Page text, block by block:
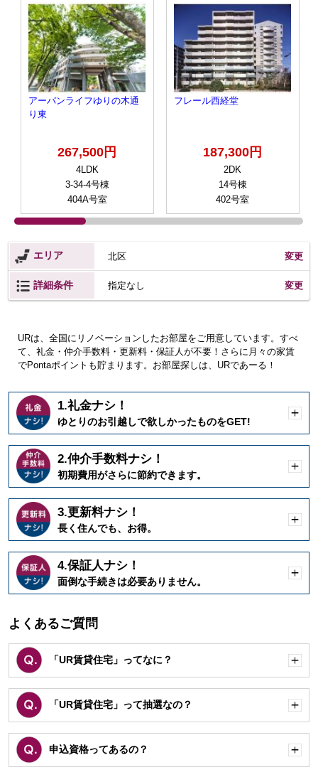
アーバンライフゆりの木通
り東
267,500円
4LDK
3-34-4号棟
404A号室
フレール西経堂
187,300円
2DK
14号棟
402号室
エリア 北区 変更
詳細条件 指定なし 変更
URは、全国にリノベーションしたお部屋をご用意しています。すべ
て、礼金・仲介手数料・更新料・保証人が不要！さらに月々の家賃
でPontaポイントも貯まります。お部屋探しは、URであーる！
1.礼金ナシ！
ゆとりのお引越しで欲しかったものをGET!
く
2.仲介手数料ナシ！
初期費用がさらに節約できます。
く
3.更新料ナシ！
長く住んでも、お得。
く
4.保証人ナシ！
面倒な手続きは必要ありません。
く
よくあるご質問
「UR賃貸住宅」ってなに？
く
「UR賃貸住宅」って抽選なの？
く
申込資格ってあるの？
く